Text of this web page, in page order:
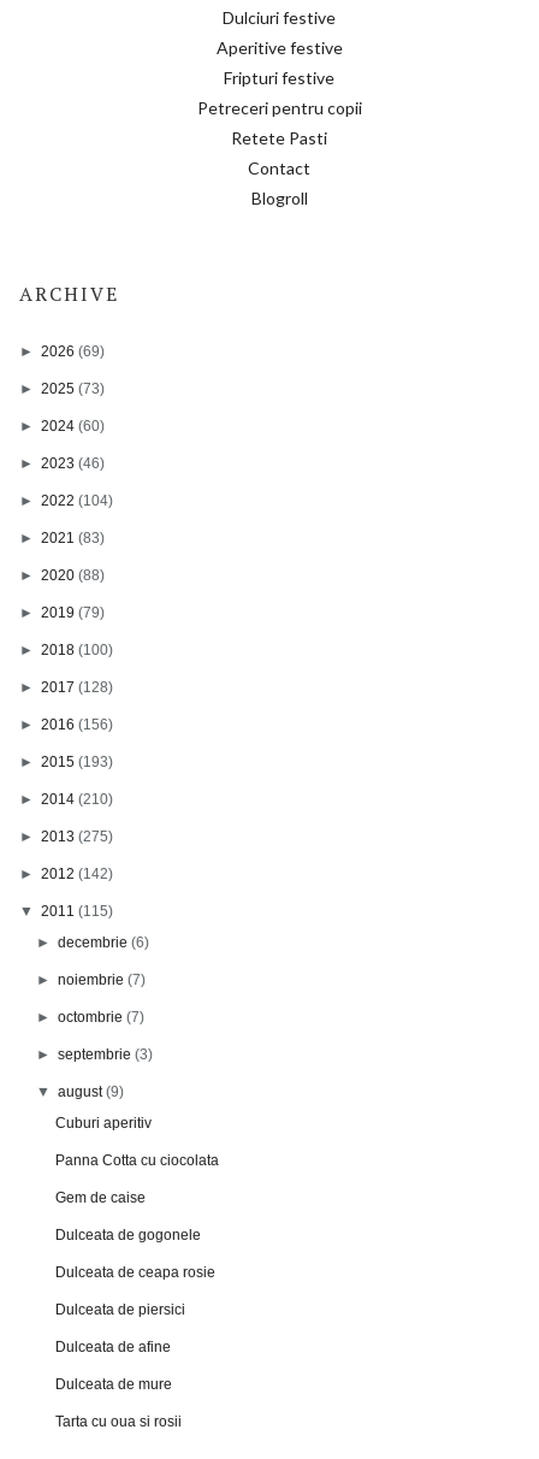
Dulciuri festive
Aperitive festive
Fripturi festive
Petreceri pentru copii
Retete Pasti
Contact
Blogroll
ARCHIVE
► 2026 (69)
► 2025 (73)
► 2024 (60)
► 2023 (46)
► 2022 (104)
► 2021 (83)
► 2020 (88)
► 2019 (79)
► 2018 (100)
► 2017 (128)
► 2016 (156)
► 2015 (193)
► 2014 (210)
► 2013 (275)
► 2012 (142)
▼ 2011 (115)
►decembrie(6)
►noiembrie(7)
►octombrie(7)
►septembrie(3)
▼august(9)
Cuburi aperitiv
Panna Cotta cu ciocolata
Gem de caise
Dulceata de gogonele
Dulceata de ceapa rosie
Dulceata de piersici
Dulceata de afine
Dulceata de mure
Tarta cu oua si rosii